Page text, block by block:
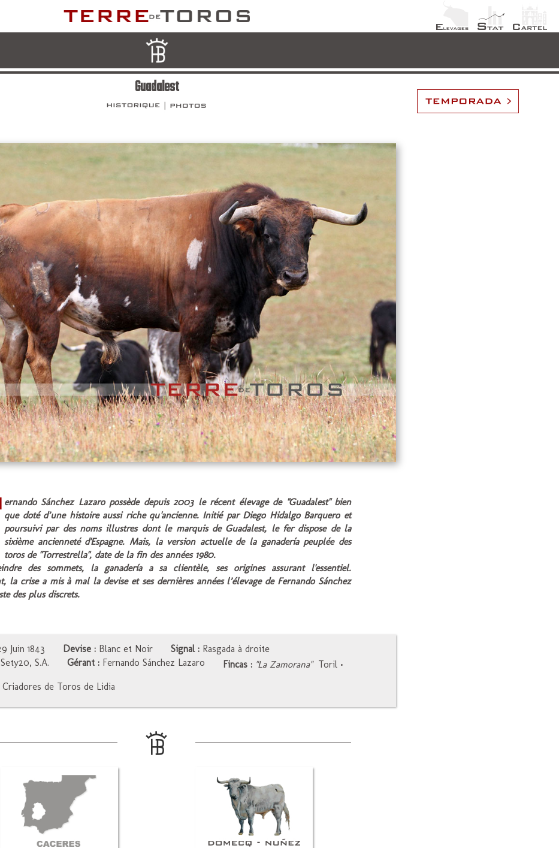
Guadalest
ernando Sánchez Lazaro possède depuis 2003 le récent élevage de "Guadalest" bien
que doté d’une histoire aussi riche qu'ancienne. Initié par Diego Hidalgo Barquero et
poursuivi par des noms illustres dont le marquis de Guadalest, le fer dispose de la
sixième ancienneté d'Espagne. Mais, la version actuelle de la ganadería peuplée des
toros de "Torrestrella", date de la fin des années 1980.
des sommets, la ganadería a sa clientèle, ses origines assurant l'essentiel.
la crise a mis à mal la devise et ses dernières années l’élevage de Fernando Sánchez
des plus discrets.
Juin 1843 Devise : Blanc et Noir Signal : Rasgada à droite
Sety20, S.A. Gérant : Fernando Sánchez Lazaro Fincas : "La Zamorana" Toril •
de Toros de Lidia